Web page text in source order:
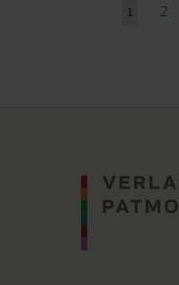
Sie
1 Seite
2